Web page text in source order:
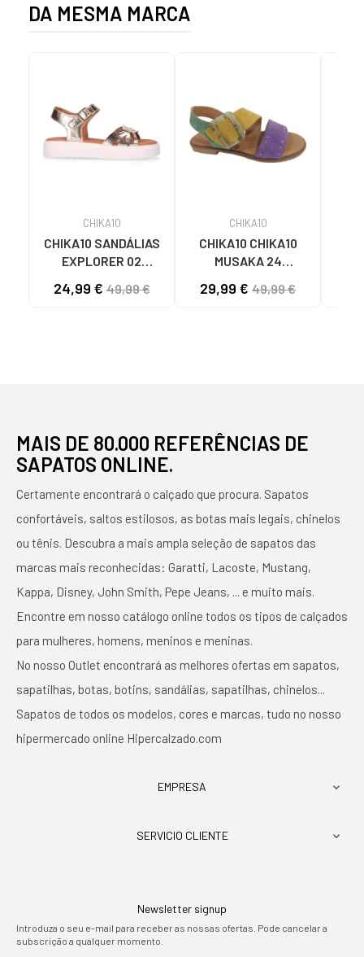
DA MESMA MARCA
CHIKA10
CHIKA10 SANDÁLIAS
EXPLORER 02
PLATAFORMA
24,99 €49,99 €
CHIKA10
CHIKA10 CHIKA10
MUSAKA 24
MULTICOLORES
29,99 € 49,99 €
MAIS DE 80.000 REFERÊNCIAS DE
SAPATOS ONLINE.
Certamente encontrará o calçado que procura. Sapatos
confortáveis, saltos estilosos, as botas mais legais, chinelos
ou tênis. Descubra a mais ampla seleção de sapatos das
marcas mais reconhecidas: Garatti, Lacoste, Mustang,
Kappa, Disney, John Smith, Pepe Jeans, ... e muito mais.
Encontre em nosso catálogo online todos os tipos de calçados
para mulheres, homens, meninos e meninas.
No nosso Outlet encontrará as melhores ofertas em sapatos,
sapatilhas, botas, botins, sandálias, sapatilhas, chinelos...
Sapatos de todos os modelos, cores e marcas, tudo no nosso
hipermercado online Hipercalzado.com
EMPRESA 
SERVICIO CLIENTE 
Newsletter signup
Introduza o seu e-mail para receber as nossas ofertas. Pode cancelar a
subscrição a qualquer momento.